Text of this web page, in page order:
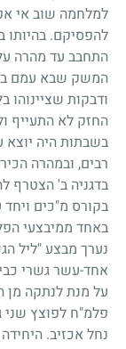
למלחמה שוב אי
להפסיקם. בהיותו
התחבב עד מהרה
המשק שבא עמם
ודבקות שציינוהו
החזק לא התעייף
בשבתות היה יוצא
רבים, ובמהרה
בדגניה ב' הצטרף
בקורס מ"כים
באחד ממיבצעי
נערך מבצע "ליל
אחד-עשר גשרי
על מנת לנתקה מן
פלמ"ח לפוצץ
נחל אכזיב.